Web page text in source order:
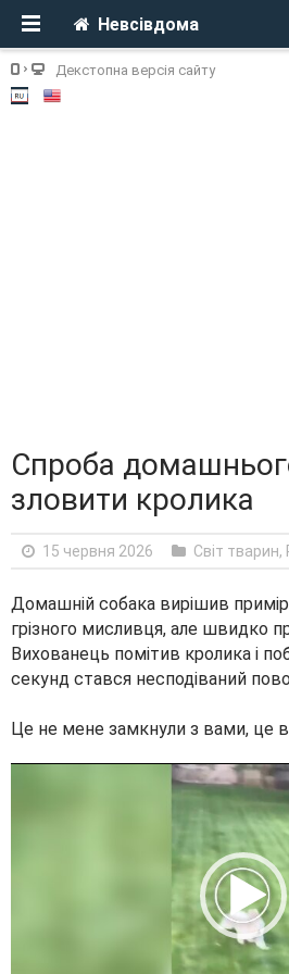
Невсівдома
Декстопна версія сайту
Спроба
зловити кролика
15 червня 2026 Світ тварин,
Домашній собака вирішив
грізного мисливця, але швидко
Вихованець помітив кролика і
секунд стався несподіваний
Це не мене замкнули з вами, це